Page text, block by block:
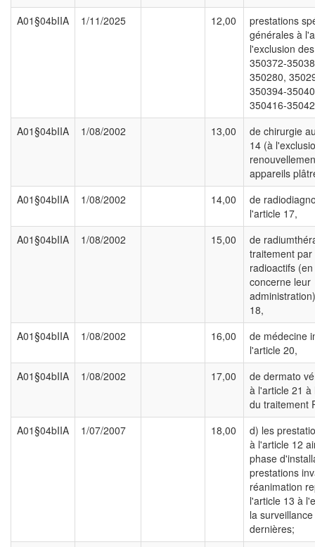
A01§04bIIA
1/11/2025 12,00
prestations
générales à
l'exclusion
350372-
350280,
350394-
350416-
A01§04bIIA
1/08/2002 13,00
de chirurgie
14 (à
appareils
A01§04bIIA
1/08/2002 14,00
de
l'article 17,
A01§04bIIA
1/08/2002 15,00
de
traitement par
radioactifs
concerne leur
18,
A01§04bIIA
1/08/2002 16,00
de médecine
l'article 20,
A01§04bIIA
1/08/2002 17,00
de dermato
à l'article 21 à
du traitement
A01§04bIIA
1/07/2007 18,00
d) les
à l'article 12
phase
prestations
réanimation
l'article 13 à
la
dernières;